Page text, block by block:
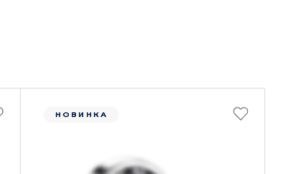
НОВИНКА